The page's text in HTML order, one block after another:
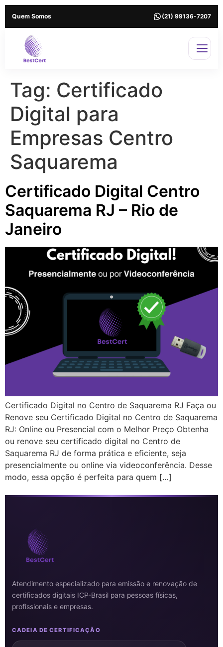
Quem Somos (21) 99136-7207
Tag: Certificado
Digital para
Empresas Centro
Saquarema
Certificado Digital Centro
Saquarema RJ – Rio de
Janeiro
Certificado Digital no Centro de Saquarema RJ Faça ou
Renove seu Certificado Digital no Centro de Saquarema
RJ: Online ou Presencial com o Melhor Preço Obtenha
ou renove seu certificado digital no Centro de
Saquarema RJ de forma prática e eficiente, seja
presencialmente ou online via videoconferência. Desse
modo, essa opção é perfeita para quem […]
Atendimento especializado para emissão e renovação de
certificados digitais ICP-Brasil para pessoas físicas,
profissionais e empresas.
CADEIA DE CERTIFICAÇÃO